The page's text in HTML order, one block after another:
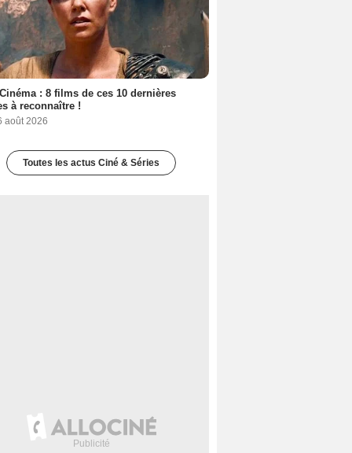
: 8 films de ces 10 dernières
à reconnaître !
août 2026
Toutes les actus Ciné & Séries